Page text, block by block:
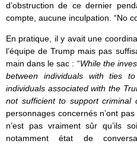
d’obstruction de ce dernier
compte, aucune inculpation. “No
En pratique, il y avait une
l’équipe de Trump mais pas
main dans le sac : “While the
between individuals with ties
individuals associated with the
not sufficient to support criminal
personnages concernés n’ont
n’est pas vraiment sûr qu’ils
notamment état de